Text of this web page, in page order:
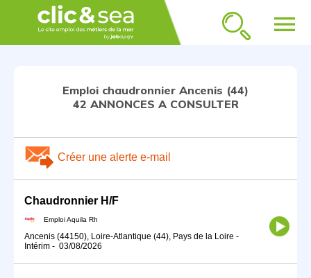
menu
Emploi chaudronnier Ancenis (44)
42 ANNONCES A CONSULTER
Créer une alerte e-mail
Chaudronnier H/F
Emploi Aquila Rh
Ancenis (44150), Loire-Atlantique (44), Pays de la Loire -
Intérim - 03/08/2026